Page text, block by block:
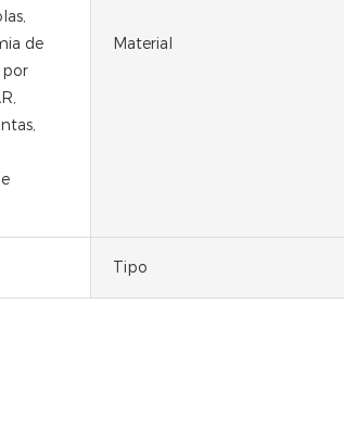
de
por
Material
Tipo